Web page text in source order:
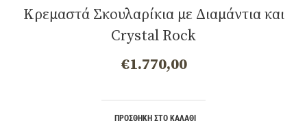
Κρεμαστά Σκουλαρίκια με Διαμάντια και
Crystal Rock
€1.770,00
ΠΡΟΣΘΉΚΗ ΣΤΟ ΚΑΛΆΘΙ